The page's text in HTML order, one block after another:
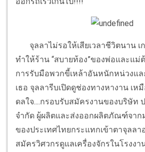
จุลลาไม่รอให้เสียเวลาชีวิตนาน เ
ทำให้ร้าน “สบายท้อง”ของพ่อและแม่
การรับมือพวกขี้เหล้าอันหนักหน่วงแ
เธอ จุลลารีบเปิดดูช่องทางหางาน เห
ดลใจ....กรอบรับสมัครงานของบริษัท
จำกัด ผู้ผลิตและส่งออกผลิตภัณฑ์จาก
ของประเทศไทยกระแทกเข้าตาจุลลา
สมัครวิศวกรดูแลเครื่องจักรในโรงงา